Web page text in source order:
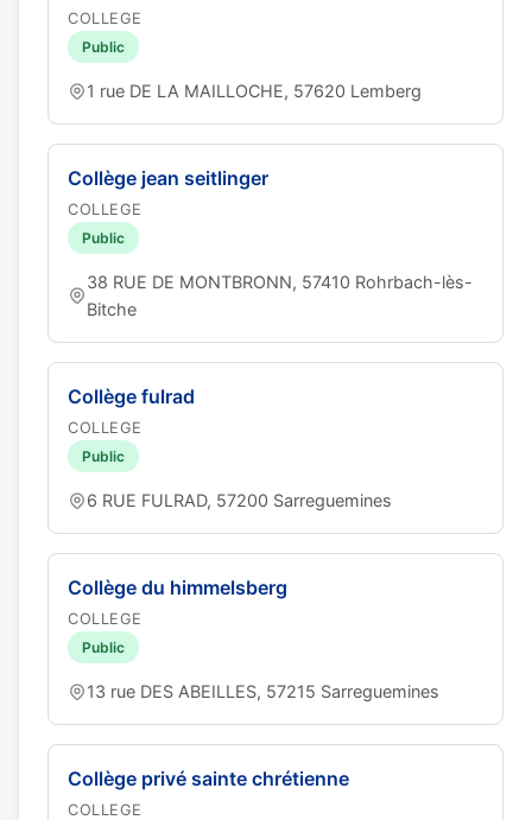
COLLEGE
Public
1 rue DE LA MAILLOCHE, 57620 Lemberg
Collège jean seitlinger
COLLEGE
Public
38 RUE DE MONTBRONN, 57410 Rohrbach-lès-
Bitche
Collège fulrad
COLLEGE
Public
6 RUE FULRAD, 57200 Sarreguemines
Collège du himmelsberg
COLLEGE
Public
13 rue DES ABEILLES, 57215 Sarreguemines
Collège privé sainte chrétienne
COLLEGE